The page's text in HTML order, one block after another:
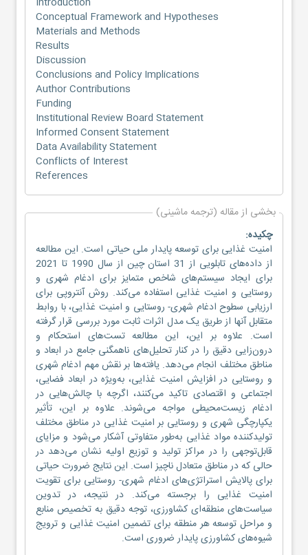
Conceptual Framework and Hypotheses
Materials and Methods
Results
Discussion
Conclusions and Policy Implications
Author Contributions
Funding
Institutional Review Board Statement
Informed Consent Statement
Data Availability Statement
Conflicts of Interest
References
بخشی از مقاله (ترجمه ماشینی)
چکیده:
امنیت غذایی برای توسعه پایدار ملی حیاتی است. این مطالعه
از داده‌های تابلویی از 31 استان چین از سال 1990 تا 2021
برای ایجاد سیستم‌های شاخص متمایز برای ادغام شهری و
روستایی و امنیت غذایی استفاده می‌کند. روش آنتروپی برای
ارزیابی سطوح ادغام شهری- روستایی و امنیت غذایی، با روابط
متقابل آنها از طریق یک مدل اثرات ثابت مورد بررسی قرار گرفته
است. علاوه بر این، این مطالعه تست‌های استحکام و
درون‌زایی دقیق را در کنار تحلیل‌های ناهمگنی جامع در ابعاد و
مناطق مختلف انجام می‌دهد. یافته‌ها بر نقش مهم ادغام شهری
و روستایی در افزایش امنیت غذایی، به‌ویژه در ابعاد فضایی،
اجتماعی و اقتصادی تاکید می‌کنند، اگرچه با چالش‌هایی در
ادغام زیست‌محیطی مواجه می‌شوند. علاوه بر این، تأثیر
یکپارچگی شهری و روستایی بر امنیت غذایی در مناطق مختلف
تولیدکننده مواد غذایی به‌طور متفاوتی آشکار می‌شود و مزایای
قابل‌توجهی را در مراکز تولید و توزیع اولیه نشان می‌دهد در
حالی که در مناطق متعادل ناچیز است. این نتایج ضرورت حیاتی
برای پالایش استراتژی‌های ادغام شهری- روستایی برای تقویت
امنیت غذایی را برجسته می‌کند. در نتیجه، در تدوین
سیاست‌های منطقه‌ای کشاورزی، توجه دقیق به تخصیص منابع
و مراحل توسعه هر منطقه برای تضمین امنیت غذایی و ترویج
شیوه‌های کشاورزی پایدار ضروری است.